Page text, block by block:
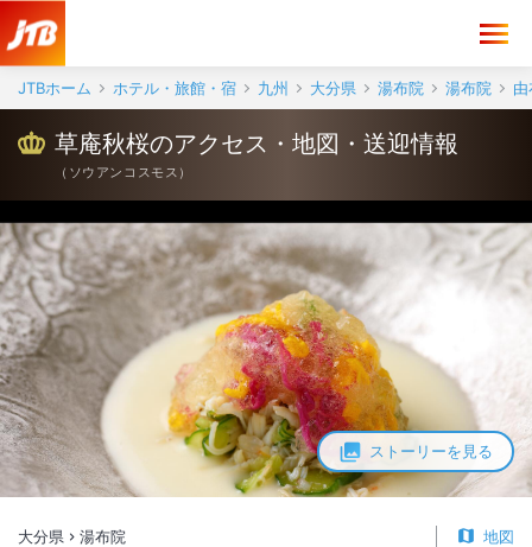
JTBホーム ホテル・旅館・宿 九州 大分県 湯布院 湯布院
ストーリーを見る
草庵秋桜のアクセス・地図・送迎情報
（ ソウアンコスモス ）
大分県 湯布院 地図